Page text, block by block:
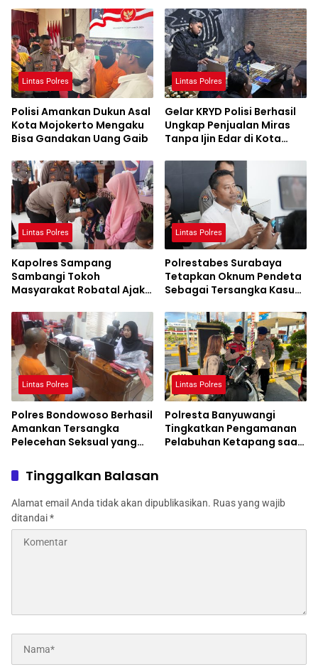
Lintas Polres
Polisi Amankan Dukun Asal
Kota Mojokerto Mengaku
Bisa Gandakan Uang Gaib
Lintas Polres
Gelar KRYD Polisi Berhasil
Ungkap Penjualan Miras
Tanpa Ijin Edar di Kota
Lintas Polres
Kapolres Sampang
Sambangi Tokoh
Masyarakat Robatal Ajak
Sejuk dan Damai
Lintas Polres
Polrestabes Surabaya
Tetapkan Oknum Pendeta
Sebagai Tersangka Kasus
Lintas Polres
Polres Bondowoso Berhasil
Amankan Tersangka
Pelecehan Seksual yang
Lintas Polres
Polresta Banyuwangi
Tingkatkan Pengamanan
Pelabuhan Ketapang saat
Tinggalkan Balasan
Alamat email Anda tidak akan dipublikasikan. Ruas yang wajib
ditandai*